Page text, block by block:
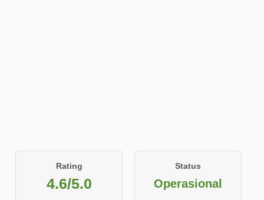
Rating
4.6/5.0
Status
Operasional